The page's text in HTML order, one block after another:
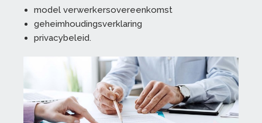
model verwerkersovereenkomst
geheimhoudingsverklaring
privacybeleid.